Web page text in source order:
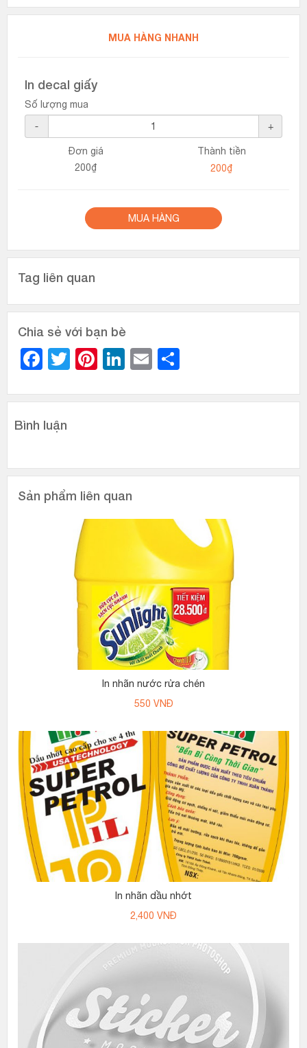
MUA HÀNG NHANH
In decal giấy
Số lượng mua
-
+
Đơn giá
200₫
Thành tiền
MUA HÀNG
Tag liên quan
Chia sẻ với bạn bè
Facebook
Twitter
Pinterest
LinkedIn
Email
Bình luận
Sản phẩm liên quan
In nhãn nước rửa chén
550 VNĐ
In nhãn dầu nhớt
2,400 VNĐ